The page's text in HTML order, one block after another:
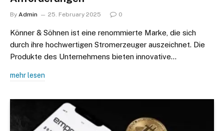
By Admin 25. February 2025 0
Könner & Söhnen ist eine renommierte Marke, die sich
durch ihre hochwertigen Stromerzeuger auszeichnet. Die
Produkte des Unternehmens bieten innovative…
mehr lesen